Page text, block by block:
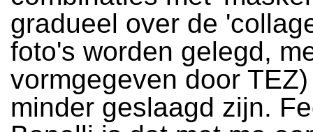
gradueel over de
foto's worden gelegd,
vormgegeven door
minder geslaagd zijn.